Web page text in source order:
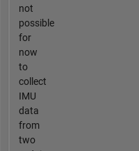
not
possible
for
now
to
collect
IMU
data
from
two